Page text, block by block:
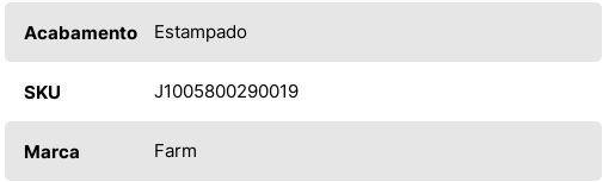
Acabamento Estampado
SKU J1005800290019
Marca Farm